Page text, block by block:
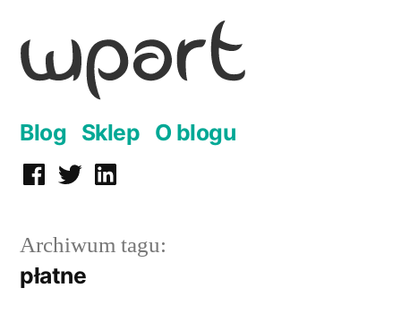
do
treści
Blog Sklep O blogu
Facebook
TwitterLinkedIn
Archiwum tagu:
płatne